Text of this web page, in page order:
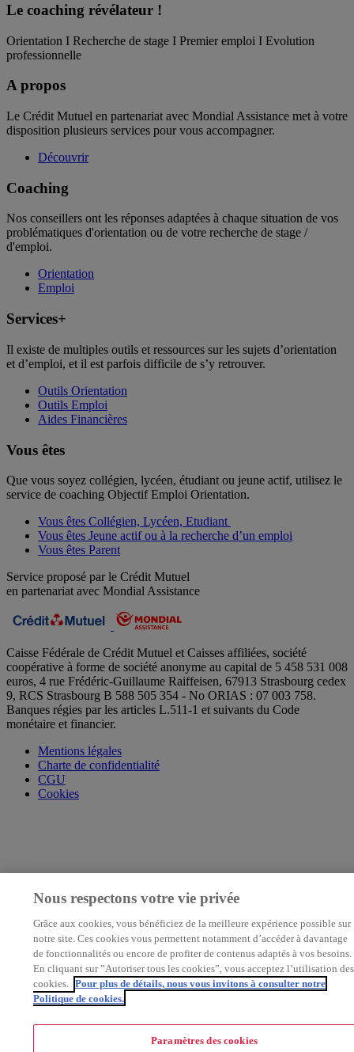
Le coaching révélateur !
Orientation I Recherche de stage I Premier emploi I Evolution
professionnelle
A propos
Le Crédit Mutuel en partenariat avec Mondial Assistance met à votre
disposition plusieurs services pour vous accompagner.
Découvrir
Coaching
Nos conseillers ont les réponses adaptées à chaque situation de vos
problématiques d'orientation ou de votre recherche de stage /
d'emploi.
Orientation
Emploi
Services+
Il existe de multiples outils et ressources sur les sujets d’orientation
et d’emploi, et il est parfois difficile de s’y retrouver.
Outils Orientation
Outils Emploi
Aides Financières
Vous êtes
Que vous soyez collégien, lycéen, étudiant ou jeune actif, utilisez le
service de coaching Objectif Emploi Orientation.
Vous êtes Collégien, Lycéen, Etudiant
Vous êtes Jeune actif ou à la recherche d’un emploi
Vous êtes Parent
Service proposé par le Crédit Mutuel
en partenariat avec Mondial Assistance
Caisse Fédérale de Crédit Mutuel et Caisses affiliées, société
coopérative à forme de société anonyme au capital de 5 458 531 008
euros, 4 rue Frédéric-Guillaume Raiffeisen, 67913 Strasbourg cedex
9, RCS Strasbourg B 588 505 354 - No ORIAS : 07 003 758.
Banques régies par les articles L.511-1 et suivants du Code
monétaire et financier.
Mentions légales
Charte de confidentialité
CGU
Cookies
Nous respectons votre vie privée
Grâce aux cookies, vous bénéficiez de la meilleure expérience possible sur
notre site. Ces cookies vous permettent notamment d’accéder à davantage
de fonctionnalités ou encore de profiter de contenus adaptés à vos besoins.
En cliquant sur ”Autoriser tous les cookies”, vous acceptez l’utilisation des
cookies. Pour plus de détails, nous vous invitons à consulter notre
Politique de cookies.
Paramètres des cookies